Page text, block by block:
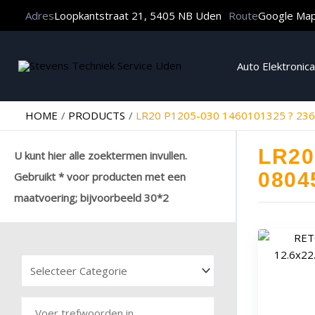
AdresLoopkantstraat 21, 5405 NB Uden RouteGoogle
Auto Elektronica
HOME PRODUCTS LR20 P1205-030 1460101325 ?
U kunt hier alle zoektermen invullen.
Gebruikt * voor producten met een
maatvoering; bijvoorbeeld 30*2